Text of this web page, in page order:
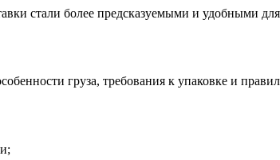
стали более предсказуемыми и удобными
груза, требования к упаковке и